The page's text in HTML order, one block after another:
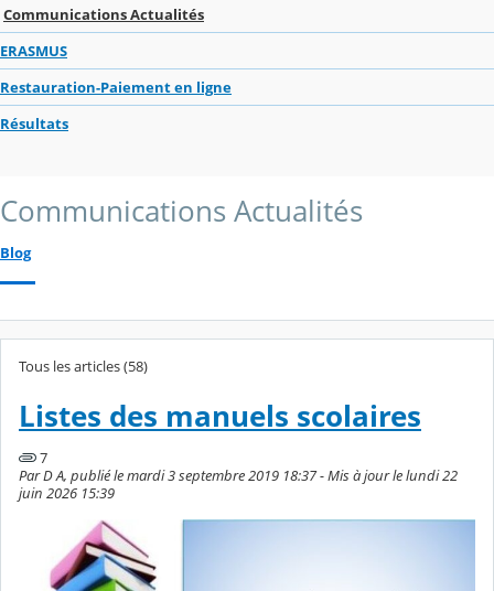
Communications Actualités
ERASMUS
Restauration-Paiement en ligne
Résultats
Communications Actualités
Blog
Tous les articles (58)
Listes des manuels scolaires
7
Par D A, publié le mardi 3 septembre 2019 18:37 - Mis à jour le lundi 22
juin 2026 15:39